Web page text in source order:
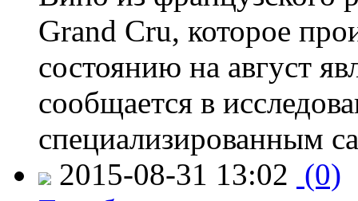
Grand Cru, которое
состоянию на август
сообщается в
специализированным
2015-08-31 13:02 (0)